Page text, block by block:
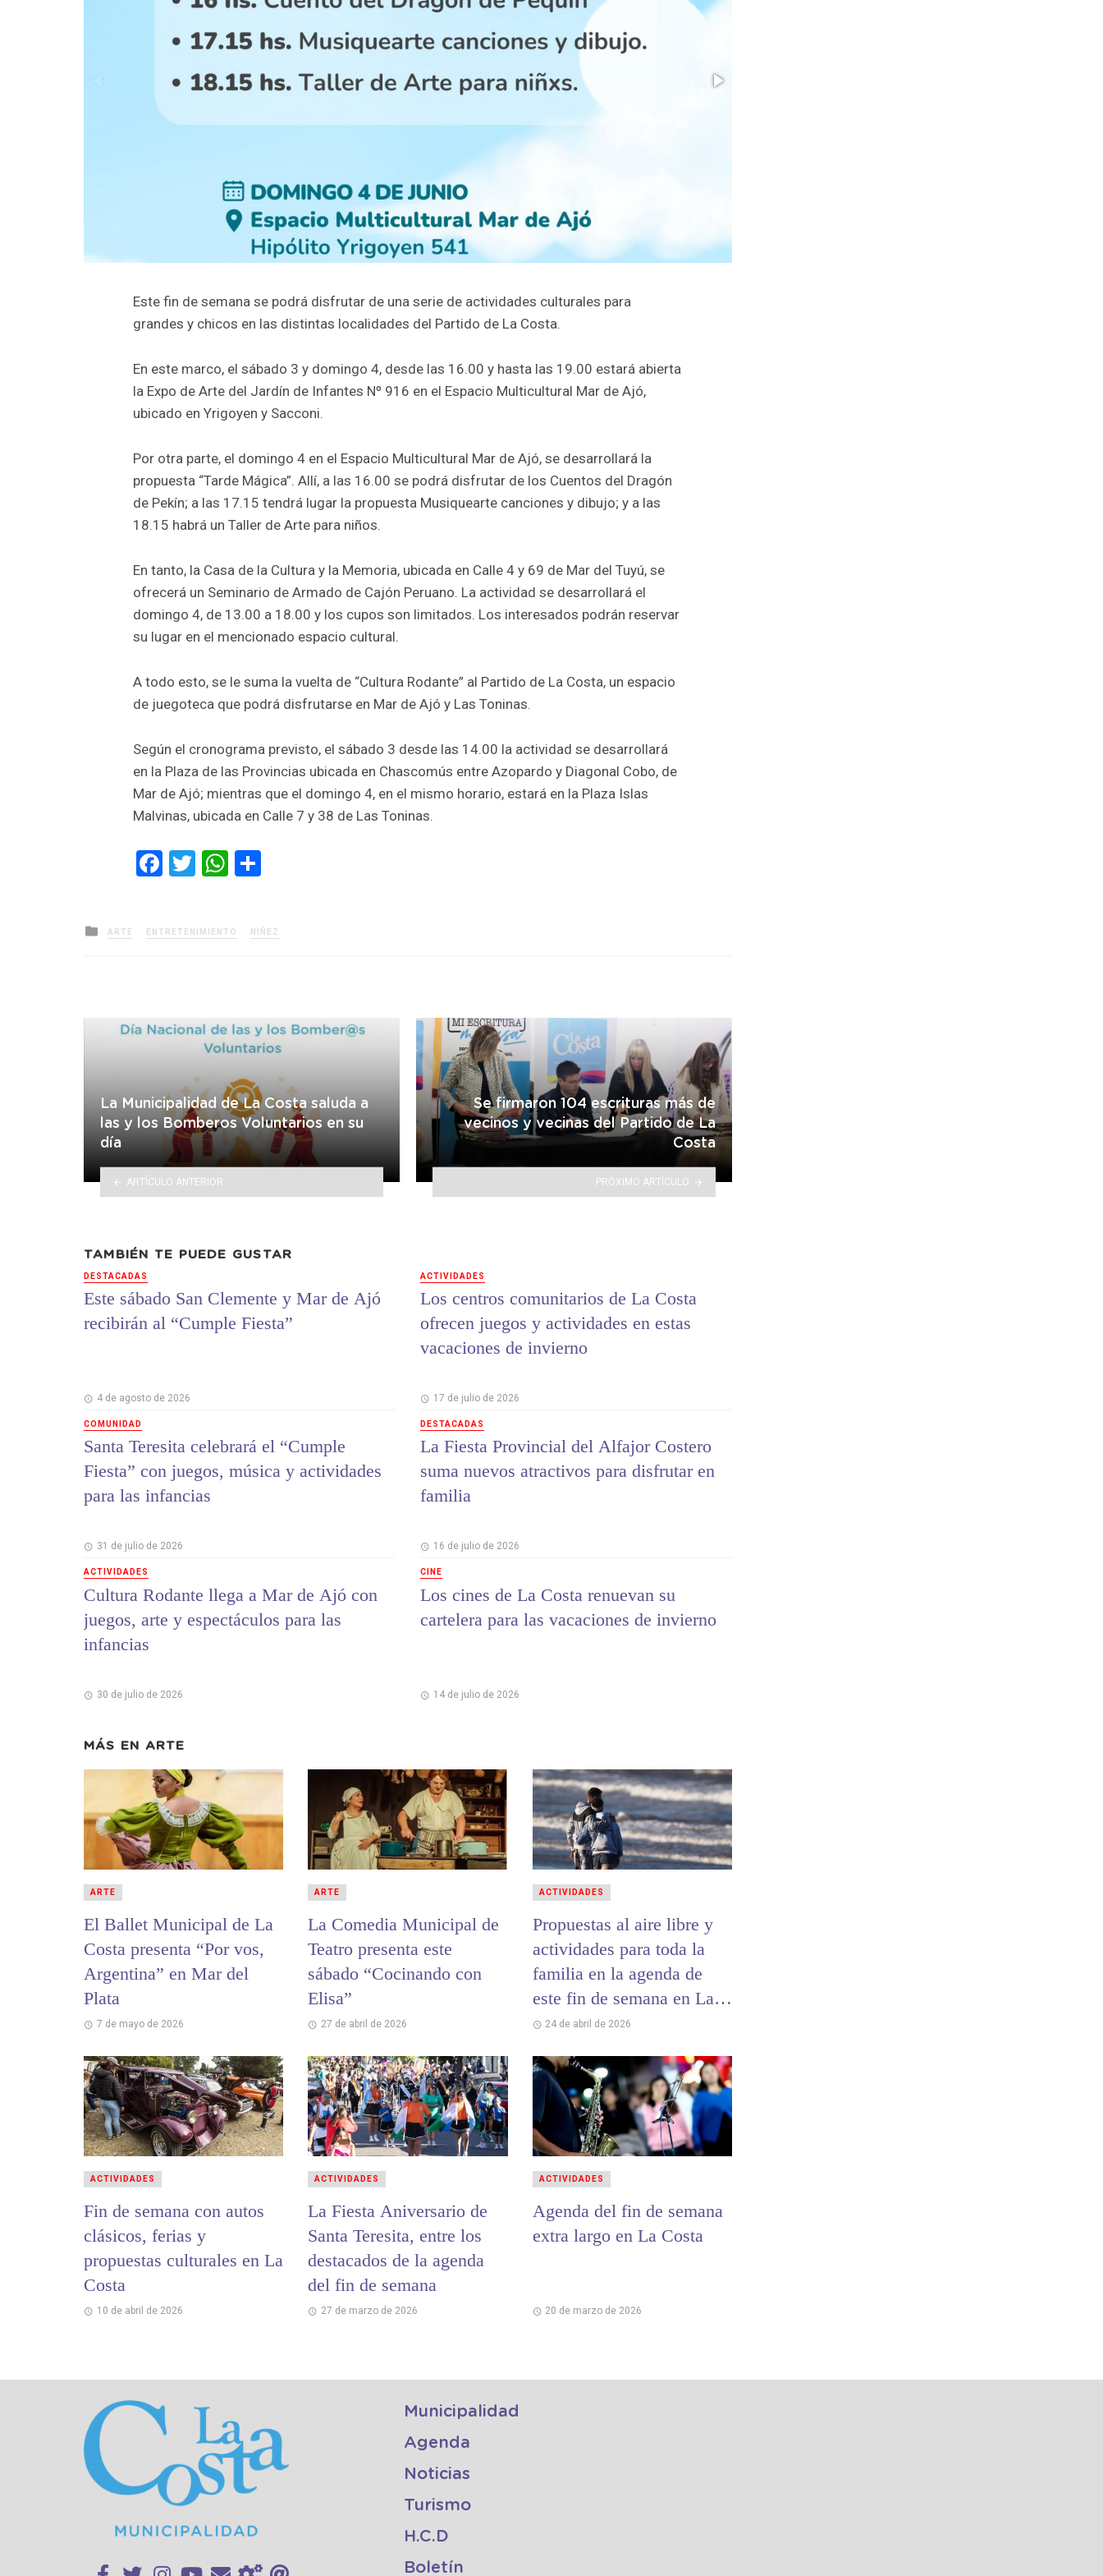
Este fin de semana se podrá disfrutar de una serie de actividades culturales para
grandes y chicos en las distintas localidades del Partido de La Costa.
En este marco, el sábado 3 y domingo 4, desde las 16.00 y hasta las 19.00 estará abierta
la Expo de Arte del Jardín de Infantes Nº 916 en el Espacio Multicultural Mar de Ajó,
ubicado en Yrigoyen y Sacconi.
Por otra parte, el domingo 4 en el Espacio Multicultural Mar de Ajó, se desarrollará la
propuesta “Tarde Mágica”. Allí, a las 16.00 se podrá disfrutar de los Cuentos del Dragón
de Pekín; a las 17.15 tendrá lugar la propuesta Musiquearte canciones y dibujo; y a las
18.15 habrá un Taller de Arte para niños.
En tanto, la Casa de la Cultura y la Memoria, ubicada en Calle 4 y 69 de Mar del Tuyú, se
ofrecerá un Seminario de Armado de Cajón Peruano. La actividad se desarrollará el
domingo 4, de 13.00 a 18.00 y los cupos son limitados. Los interesados podrán reservar
su lugar en el mencionado espacio cultural.
A todo esto, se le suma la vuelta de “Cultura Rodante” al Partido de La Costa, un espacio
de juegoteca que podrá disfrutarse en Mar de Ajó y Las Toninas.
Según el cronograma previsto, el sábado 3 desde las 14.00 la actividad se desarrollará
en la Plaza de las Provincias ubicada en Chascomús entre Azopardo y Diagonal Cobo, de
Mar de Ajó; mientras que el domingo 4, en el mismo horario, estará en la Plaza Islas
Malvinas, ubicada en Calle 7 y 38 de Las Toninas.
Facebook
TwitterWhatsApp
Posted
in
ARTE ENTRETENIMIENTO NIÑEZ
La Municipalidad de La Costa saluda a
las y los Bomberos Voluntarios en su
día
ARTÍCULO ANTERIOR
Se firmaron 104 escrituras más de
vecinos y vecinas del Partido de La
Costa
PRÓXIMO ARTÍCULO
TAMBIÉN TE PUEDE GUSTAR
DESTACADAS
Este sábado San Clemente y Mar de Ajó
recibirán al “Cumple Fiesta”
4 de agosto de 2026
COMUNIDAD
Santa Teresita celebrará el “Cumple
Fiesta” con juegos, música y actividades
para las infancias
31 de julio de 2026
ACTIVIDADES
Cultura Rodante llega a Mar de Ajó con
juegos, arte y espectáculos para las
infancias
30 de julio de 2026
ACTIVIDADES
Los centros comunitarios de La Costa
ofrecen juegos y actividades en estas
vacaciones de invierno
17 de julio de 2026
DESTACADAS
La Fiesta Provincial del Alfajor Costero
suma nuevos atractivos para disfrutar en
familia
16 de julio de 2026
CINE
Los cines de La Costa renuevan su
cartelera para las vacaciones de invierno
14 de julio de 2026
MÁS EN ARTE
El Ballet Municipal de La
Costa presenta “Por vos,
Argentina” en Mar del
Plata
7 de mayo de 2026
ARTE
La Comedia Municipal de
Teatro presenta este
sábado “Cocinando con
Elisa”
27 de abril de 2026
ARTE
Propuestas al aire libre y
actividades para toda la
familia en la agenda de
este fin de semana en La
Costa
24 de abril de 2026
ACTIVIDADES
Fin de semana con autos
clásicos, ferias y
propuestas culturales en La
Costa
10 de abril de 2026
ACTIVIDADES
La Fiesta Aniversario de
Santa Teresita, entre los
destacados de la agenda
del fin de semana
27 de marzo de 2026
ACTIVIDADES
Agenda del fin de semana
extra largo en La Costa
20 de marzo de 2026
ACTIVIDADES
Municipalidad
Agenda
Noticias
Turismo
H.C.D
Boletín